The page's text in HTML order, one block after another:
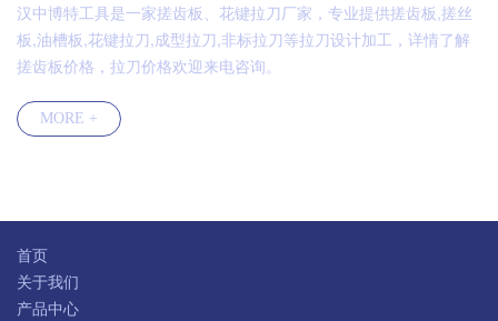
汉中博特工具是一家搓齿板、花键拉刀厂家，专业提供搓齿板,搓丝
板,油槽板,花键拉刀,成型拉刀,非标拉刀等拉刀设计加工，详情了解
搓齿板价格，拉刀价格欢迎来电咨询。
MORE +
首页
关于我们
产品中心